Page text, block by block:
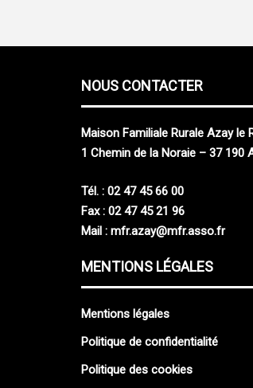
NOUS CONTACTER
Maison Familiale Rurale Azay le
1 Chemin de la Noraie – 37 190
Tél. : 02 47 45 66 00
Fax : 02 47 45 21 96
Mail : mfr.azay@mfr.asso.fr
MENTIONS LÉGALES
Mentions légales
Politique de confidentialité
Politique des cookies